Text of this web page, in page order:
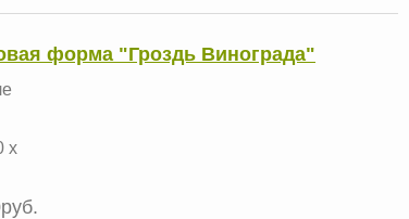
форма "Гроздь Винограда"
х